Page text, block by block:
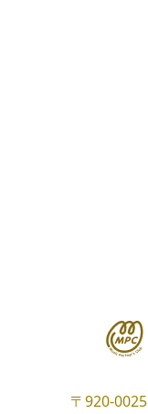
〒920-0025